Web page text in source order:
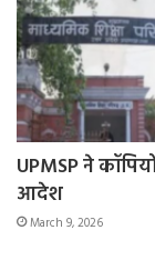
UPMSP ने
आदेश
March 9, 2026